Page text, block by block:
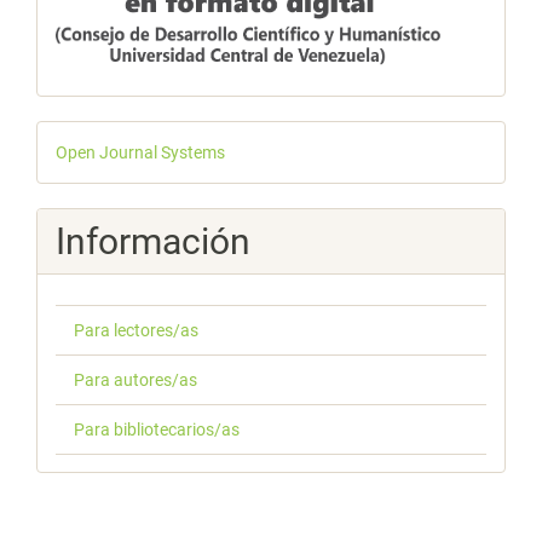
Desarrollado
por
Open Journal Systems
Información
Para lectores/as
Para autores/as
Para bibliotecarios/as